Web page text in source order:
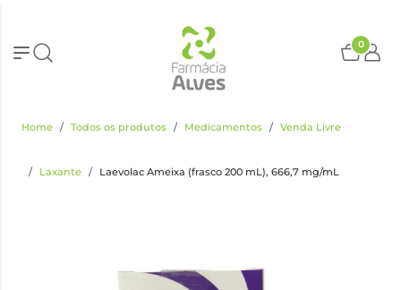
0
Home Todos os produtos Medicamentos Venda Livre
Laxante Laevolac Ameixa (frasco 200 mL), 666,7 mg/mL